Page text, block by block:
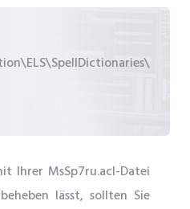
Ihrer MsSp7ru.acl-Datei
lässt, sollten Sie